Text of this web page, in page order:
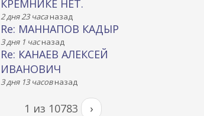
КРЕМНИКЕ НЕТ.
2 дня 23 часаназад
Re: МАННАПОВ КАДЫР
3 дня 1 часназад
Re: КАНАЕВ АЛЕКСЕЙ
ИВАНОВИЧ
3 дня 13 часовназад
1 из 10783 ›